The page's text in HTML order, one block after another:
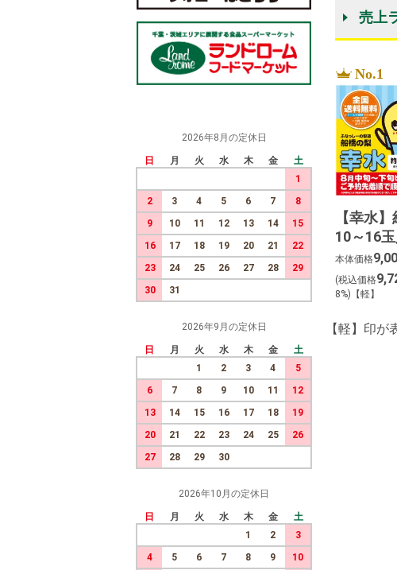
2026年8月の定休日
日 月 火 水 木 金
土
1
2
3 4 5 6 7
8
9
10 11 12 13 14
15
16
17 18 19 20 21
22
23
24 25 26 27 28
29
30
31
2026年9月の定休日
日 月 火 水 木 金
土
1
2 3 4
5
6
7 8 9 10 11
12
13
14 15 16 17 18
19
20
21 22 23 24 25
26
27
28 29 30
2026年10月の定休日
日 月 火 水 木 金
土
1
2
3
4
5 6 7 8 9 10
売上
No.1
【幸水
10～16
本体価格
(税込価格
8%)【軽】
【軽】印